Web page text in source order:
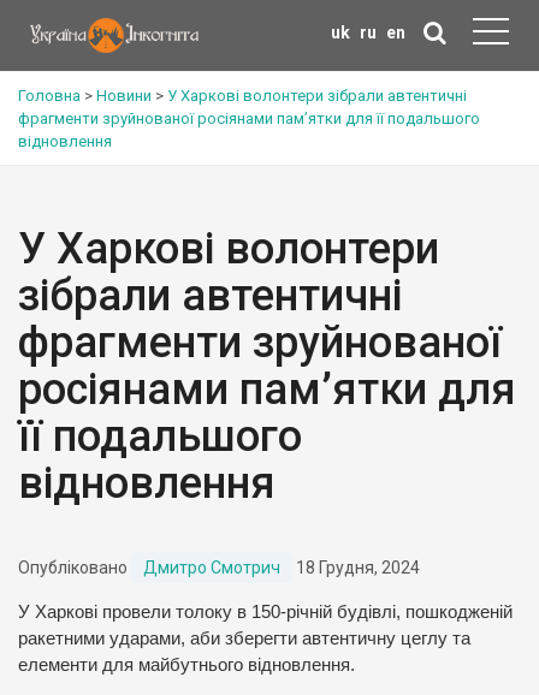
uk ru en
Головна > Новини > У Харкові волонтери зібрали автентичні
фрагменти зруйнованої росіянами пам’ятки для її подальшого
відновлення
У Харкові волонтери
зібрали автентичні
фрагменти зруйнованої
росіянами пам’ятки для
її подальшого
відновлення
Опубліковано Дмитро Смотрич 18 Грудня, 2024
У Харкові провели толоку в 150-річній будівлі, пошкодженій
ракетними ударами, аби зберегти автентичну цеглу та
елементи для майбутнього відновлення.